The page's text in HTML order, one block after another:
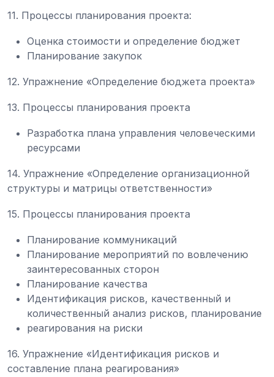
11. Процессы планирования проекта:
Оценка стоимости и определение бюджет
Планирование закупок
12. Упражнение «Определение бюджета проекта»
13. Процессы планирования проекта
Разработка плана управления человеческими
ресурсами
14. Упражнение «Определение организационной
структуры и матрицы ответственности»
15. Процессы планирования проекта
Планирование коммуникаций
Планирование мероприятий по вовлечению
заинтересованных сторон
Планирование качества
Идентификация рисков, качественный и
количественный анализ рисков, планирование
реагирования на риски
16. Упражнение «Идентификация рисков и
составление плана реагирования»